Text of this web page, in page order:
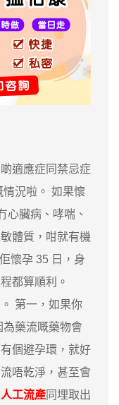
適應症同禁忌症
況啦。 如果懷
心臟病、哮喘、
體質，咁就有機
懷孕 35 日，身
都算順利。
第一，如果你
藥流嘅藥物會
個避孕環，就好
唔乾淨，甚至會
人工流產 同埋取出